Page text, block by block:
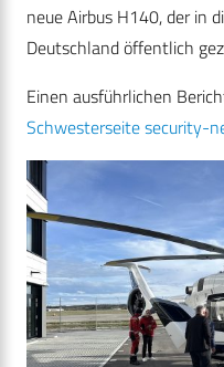
neue Airbus H140, der in
Deutschland öffentlich
Einen ausführlichen
Schwesterseite security-